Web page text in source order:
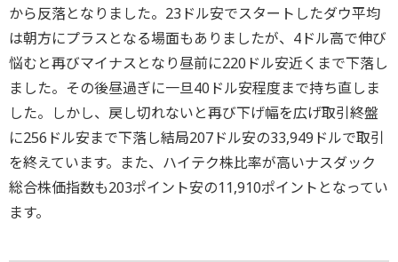
から反落となりました。23ドル安でスタートしたダウ平均
は朝方にプラスとなる場面もありましたが、4ドル高で伸び
悩むと再びマイナスとなり昼前に220ドル安近くまで下落し
ました。その後昼過ぎに一旦40ドル安程度まで持ち直しま
した。しかし、戻し切れないと再び下げ幅を広げ取引終盤
に256ドル安まで下落し結局207ドル安の33,949ドルで取引
を終えています。また、ハイテク株比率が高いナスダック
総合株価指数も203ポイント安の11,910ポイントとなってい
ます。